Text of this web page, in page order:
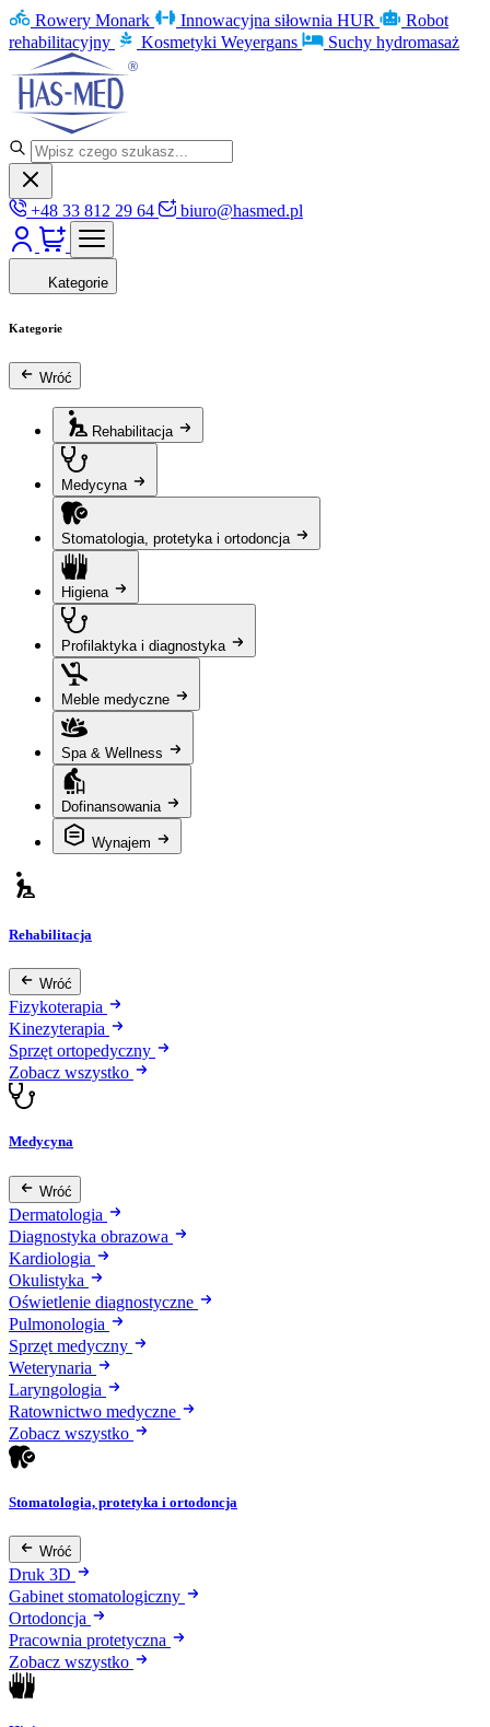
Rowery Monark Innowacyjna siłownia HUR
Robot
rehabilitacyjny
Kosmetyki Weyergans Suchy hydromasaż
+48 33 812 29 64 biuro@hasmed.pl
Kategorie
Kategorie
Wróć
Rehabilitacja
Medycyna
Stomatologia, protetyka i ortodoncja
Higiena
Profilaktyka i diagnostyka
Meble medyczne
Spa & Wellness
Dofinansowania
Wynajem
Rehabilitacja
Wróć
Fizykoterapia
Kinezyterapia
Sprzęt ortopedyczny
Zobacz wszystko
Medycyna
Wróć
Dermatologia
Diagnostyka obrazowa
Kardiologia
Okulistyka
Oświetlenie diagnostyczne
Pulmonologia
Sprzęt medyczny
Weterynaria
Laryngologia
Ratownictwo medyczne
Zobacz wszystko
Stomatologia, protetyka i ortodoncja
Wróć
Druk 3D
Gabinet stomatologiczny
Ortodoncja
Pracownia protetyczna
Zobacz wszystko